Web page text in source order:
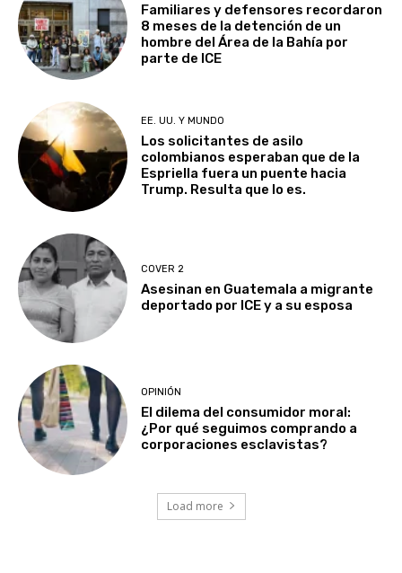
Familiares y defensores recordaron
8 meses de la detención de un
hombre del Área de la Bahía por
parte de ICE
EE. UU. Y MUNDO
Los solicitantes de asilo
colombianos esperaban que de la
Espriella fuera un puente hacia
Trump. Resulta que lo es.
COVER 2
Asesinan en Guatemala a migrante
deportado por ICE y a su esposa
OPINIÓN
El dilema del consumidor moral:
¿Por qué seguimos comprando a
corporaciones esclavistas?
Load more